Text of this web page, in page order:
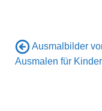
Ausmalbilder
Ausmalen für Kinder